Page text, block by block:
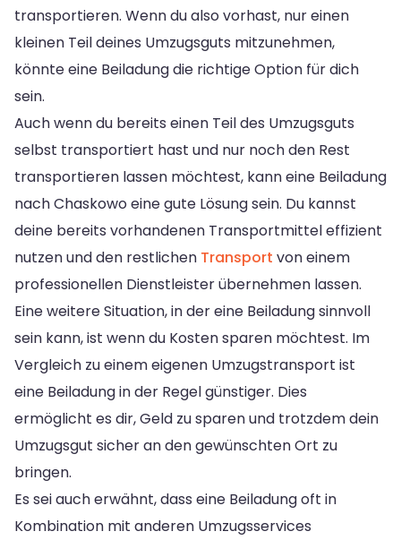
transportieren. Wenn du also vorhast, nur einen
kleinen Teil deines Umzugsguts mitzunehmen,
könnte eine Beiladung die richtige Option für dich
sein.
Auch wenn du bereits einen Teil des Umzugsguts
selbst transportiert hast und nur noch den Rest
transportieren lassen möchtest, kann eine Beiladung
nach Chaskowo eine gute Lösung sein. Du kannst
deine bereits vorhandenen Transportmittel effizient
nutzen und den restlichen Transport von einem
professionellen Dienstleister übernehmen lassen.
Eine weitere Situation, in der eine Beiladung sinnvoll
sein kann, ist wenn du Kosten sparen möchtest. Im
Vergleich zu einem eigenen Umzugstransport ist
eine Beiladung in der Regel günstiger. Dies
ermöglicht es dir, Geld zu sparen und trotzdem dein
Umzugsgut sicher an den gewünschten Ort zu
bringen.
Es sei auch erwähnt, dass eine Beiladung oft in
Kombination mit anderen Umzugsservices